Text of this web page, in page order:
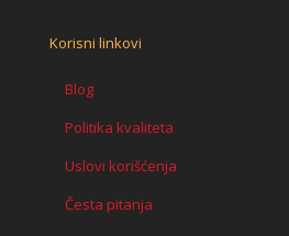
Korisni linkovi
Blog
Politika kvaliteta
Uslovi korišćenja
Česta pitanja